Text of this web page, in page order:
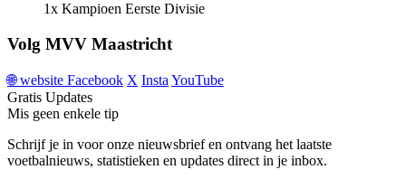
1x Kampioen Eerste Divisie
Volg MVV Maastricht
🌐 website Facebook X Insta YouTube
Gratis Updates
Mis geen enkele tip
Schrijf je in voor onze nieuwsbrief en ontvang het laatste
voetbalnieuws, statistieken en updates direct in je inbox.